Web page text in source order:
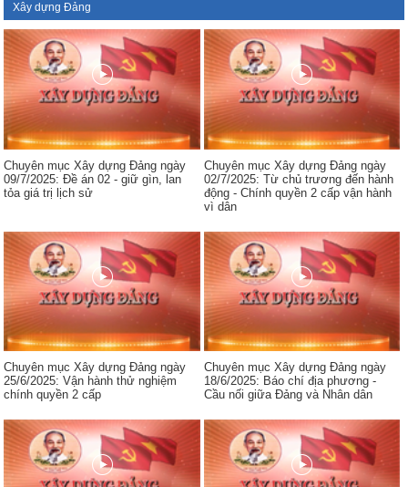
Xây dựng Đảng
Chuyên mục Xây dựng Đảng ngày
09/7/2025: Đề án 02 - giữ gìn, lan
tỏa giá trị lịch sử
Chuyên mục Xây dựng Đảng ngày
02/7/2025: Từ chủ trương đến hành
động - Chính quyền 2 cấp vận hành
vì dân
Chuyên mục Xây dựng Đảng ngày
25/6/2025: Vận hành thử nghiệm
chính quyền 2 cấp
Chuyên mục Xây dựng Đảng ngày
18/6/2025: Báo chí địa phương -
Cầu nối giữa Đảng và Nhân dân